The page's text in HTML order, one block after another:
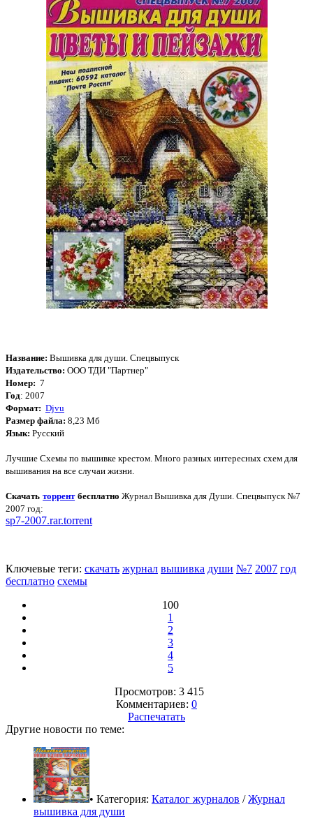
Название: Вышивка для души. Спецвыпуск
Издательство: ООО ТДИ "Партнер"
Номер: 7
Год: 2007
Формат: Djvu
Размер файла: 8,23 Мб
Язык: Русский
Лучшие Схемы по вышивке крестом. Много разных интересных схем для
вышивания на все случаи жизни.
Скачать торрентбесплатно Журнал Вышивка для Души. Спецвыпуск №7
2007 год:
sp7-2007.rar.torrent
Ключевые теги: скачать журнал вышивка души №7 2007 год
бесплатно схемы
100
1
2
3
4
5
Просмотров: 3 415
Комментариев: 0
Распечатать
Другие новости по теме:
• Категория: Каталог журналов /Журнал
вышивка для души